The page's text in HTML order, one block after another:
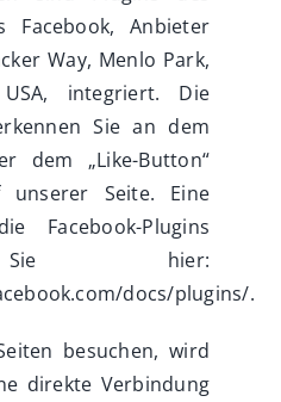
Facebook, Anbieter
Way, Menlo Park,
integriert. Die
Sie an dem
dem „Like-Button“
unserer Seite. Eine
Facebook-Plugins
hier:
docs/plugins/.
besuchen, wird
direkte Verbindung